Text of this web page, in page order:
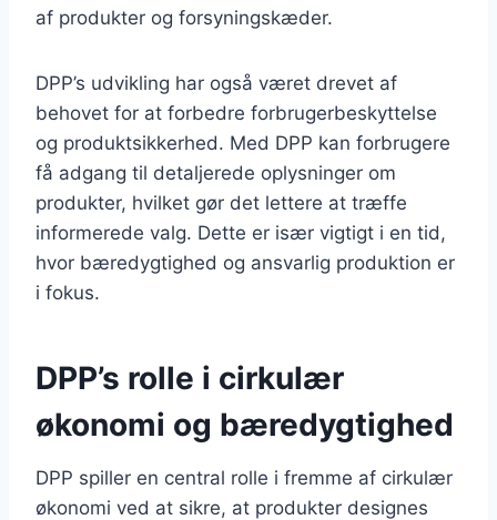
af produkter og forsyningskæder.
DPP’s udvikling har også været drevet af
behovet for at forbedre forbrugerbeskyttelse
og produktsikkerhed. Med DPP kan forbrugere
få adgang til detaljerede oplysninger om
produkter, hvilket gør det lettere at træffe
informerede valg. Dette er især vigtigt i en tid,
hvor bæredygtighed og ansvarlig produktion er
i fokus.
DPP’s rolle i cirkulær
økonomi og bæredygtighed
DPP spiller en central rolle i fremme af cirkulær
økonomi ved at sikre, at produkter designes